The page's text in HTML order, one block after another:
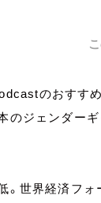
のおすす
本のジェンダ
。世界経済フ